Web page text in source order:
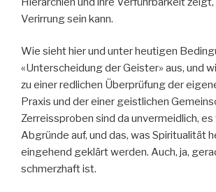
Verirrung sein kann.
Wie sieht hier und unter heutigen
«Unterscheidung der Geister» aus, und
zu einer redlichen Überprüfung der
Praxis und der einer geistlichen
Zerreissproben sind da unvermeidlich, es
Abgründe auf, und das, was Spiritualität
eingehend geklärt werden. Auch, ja,
schmerzhaft ist.